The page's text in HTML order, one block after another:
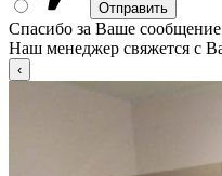
Спасибо за Ваше
Наш менеджер свяжется с